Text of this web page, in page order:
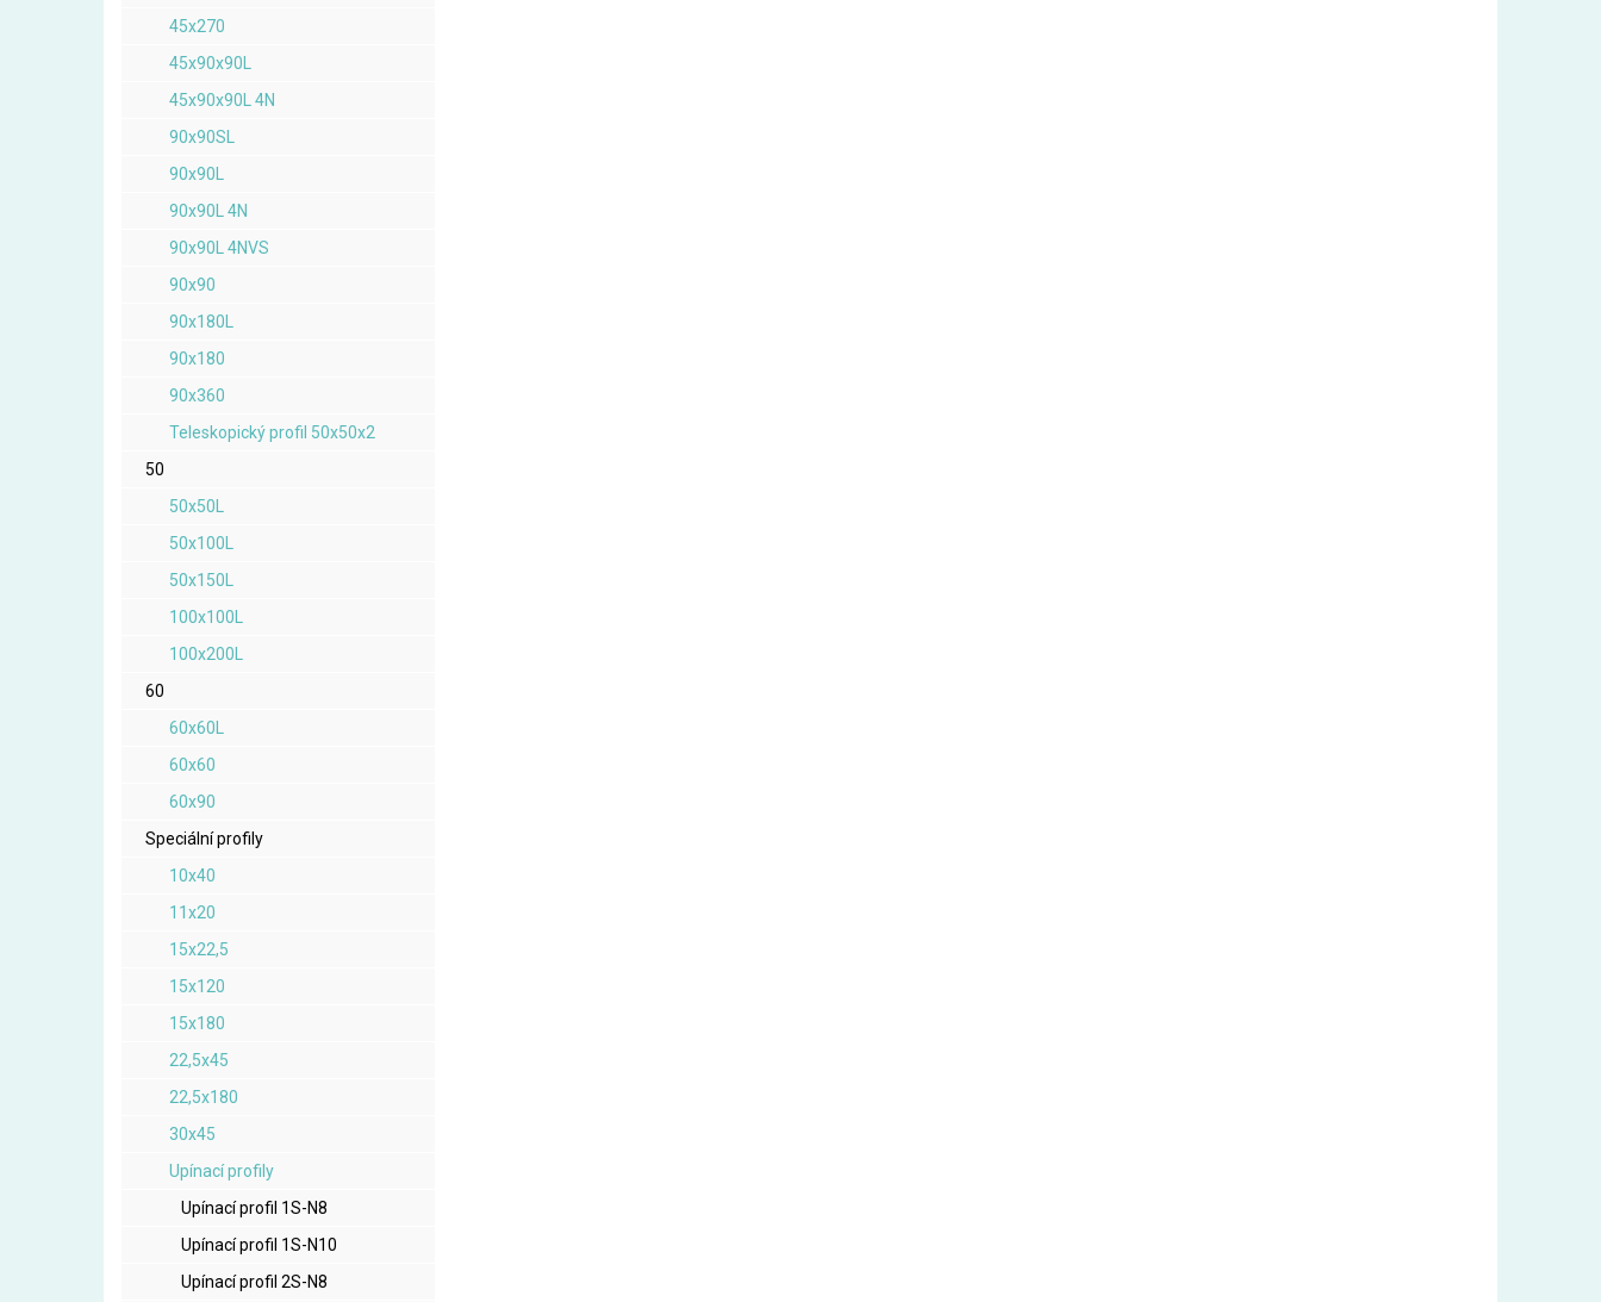
45x270
45x90x90L
45x90x90L 4N
90x90SL
90x90L
90x90L 4N
90x90L 4NVS
90x90
90x180L
90x180
90x360
Teleskopický profil 50x50x2
50
50x50L
50x100L
50x150L
100x100L
100x200L
60
60x60L
60x60
60x90
Speciální profily
10x40
11x20
15x22,5
15x120
15x180
22,5x45
22,5x180
30x45
Upínací profily
Upínací profil 1S-N8
Upínací profil 1S-N10
Upínací profil 2S-N8